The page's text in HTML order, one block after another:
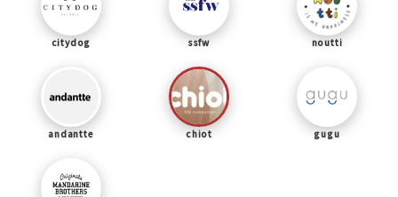
citydog ssfw noutti
andantte chiot gugu